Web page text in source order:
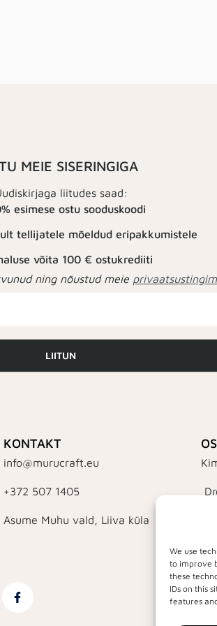
We use
to improve
these
IDs on this
features
MEIE SISERINGIGA
liitudes saad:
esimese ostu sooduskoodi
tellijatele mõeldud eripakkumistele
võita 100 € ostukrediiti
ning nõustud meie
LIITUN
KONTAKT
info@murucraft.eu
+372 507 1405
Asume Muhu vald, Liiva küla